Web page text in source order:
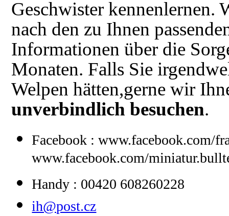
Geschwister kennenlernen.
nach den zu Ihnen
Informationen über die
Monaten. Falls Sie
Welpen hätten,gerne wir
unverbindlich besuchen.
Facebook : www.facebook.com/
www.facebook.com/
Handy : 00420 608260228
ih@post.cz